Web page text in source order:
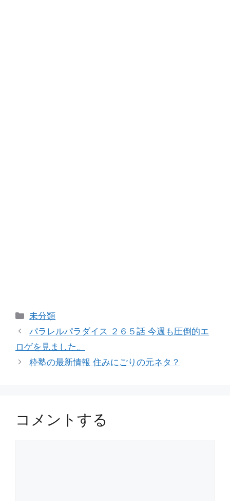
カ
テ
リ
ー
未分類
パラレルパラダイス ２６５話 今週も圧倒的エ
ロゲを見ました。
粋塾の最新情報 住みにごりの元ネタ？
コメントする